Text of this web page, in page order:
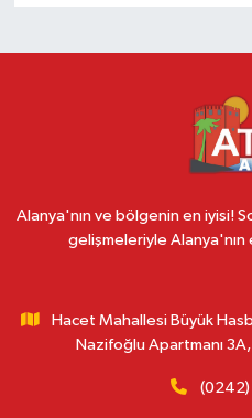
Alanya'nın ve bölgenin en iyisi!
gelişmeleriyle Alanya'nın
Hacet Mahallesi Büyük
Nazifoğlu Apartmanı
(0242)